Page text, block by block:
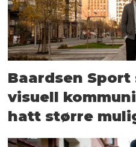
Baardsen Sport
visuell
hatt større